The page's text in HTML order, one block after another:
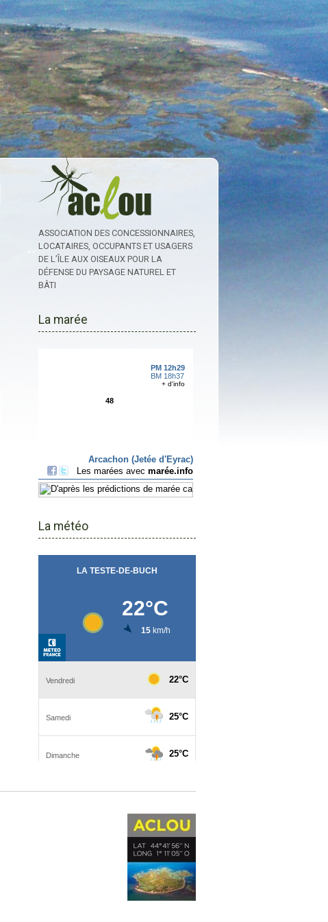
ASSOCIATION DES CONCESSIONNAIRES,
LOCATAIRES, OCCUPANTS ET USAGERS
DE L’ÎLE AUX OISEAUX POUR LA
DÉFENSE DU PAYSAGE NATUREL ET
BÂTI
La marée
La météo